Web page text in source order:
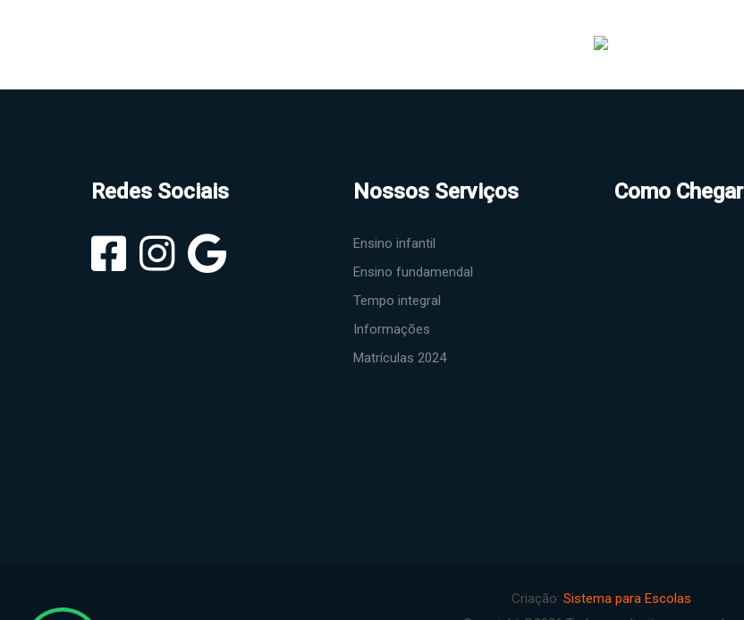
Redes Sociais Nossos Serviços
Ensino infantil
Ensino fundamendal
Tempo integral
Informações
Matrículas 2024
Como Chegar
Criação: Sistema para Escolas